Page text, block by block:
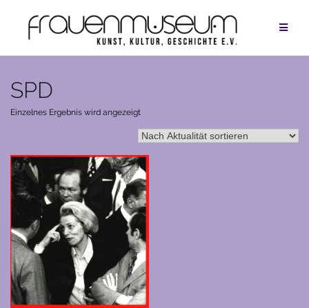
springen
SPD
Einzelnes Ergebnis wird angezeigt